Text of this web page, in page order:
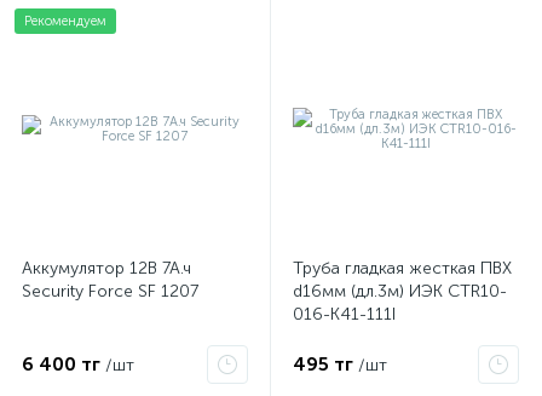
Рекомендуем
Аккумулятор 12В 7А.ч
Security Force SF 1207
6 400 тг /шт
Труба гладкая жесткая ПВХ
d16мм (дл.3м) ИЭК CTR10-
016-K41-111I
495 тг /шт